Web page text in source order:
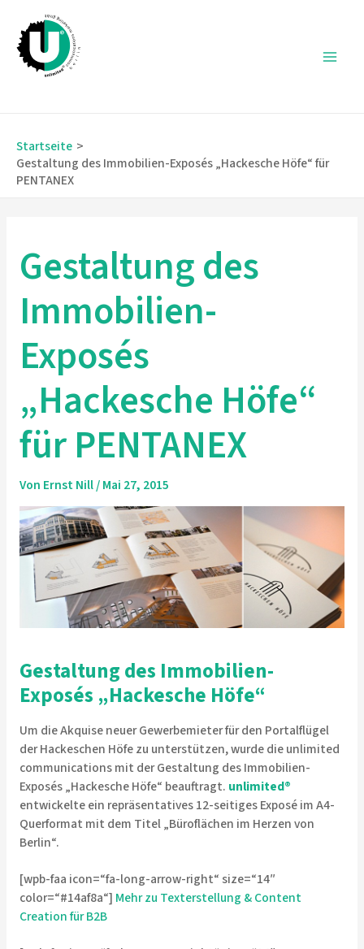
Inhalt
springen
Startseite
Gestaltung des Immobilien-Exposés „Hackesche Höfe“ für
PENTANEX
Gestaltung des
Immobilien-
Exposés
„Hackesche Höfe“
für PENTANEX
Von Ernst Nill/Mai 27, 2015
Gestaltung des Immobilien-
Exposés „Hackesche Höfe“
Um die Akquise neuer Gewerbemieter für den Portalflügel
der Hackeschen Höfe zu unterstützen, wurde die unlimited
communications mit der Gestaltung des Immobilien-
Exposés „Hackesche Höfe“ beauftragt. unlimited®
entwickelte ein repräsentatives 12-seitiges Exposé im A4-
Querformat mit dem Titel „Büroflächen im Herzen von
Berlin“.
[wpb-faa icon=“fa-long-arrow-right“ size=“14″
color=“#14af8a“] Mehr zu Texterstellung & Content
Creation für B2B